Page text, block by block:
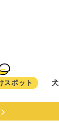
スポット